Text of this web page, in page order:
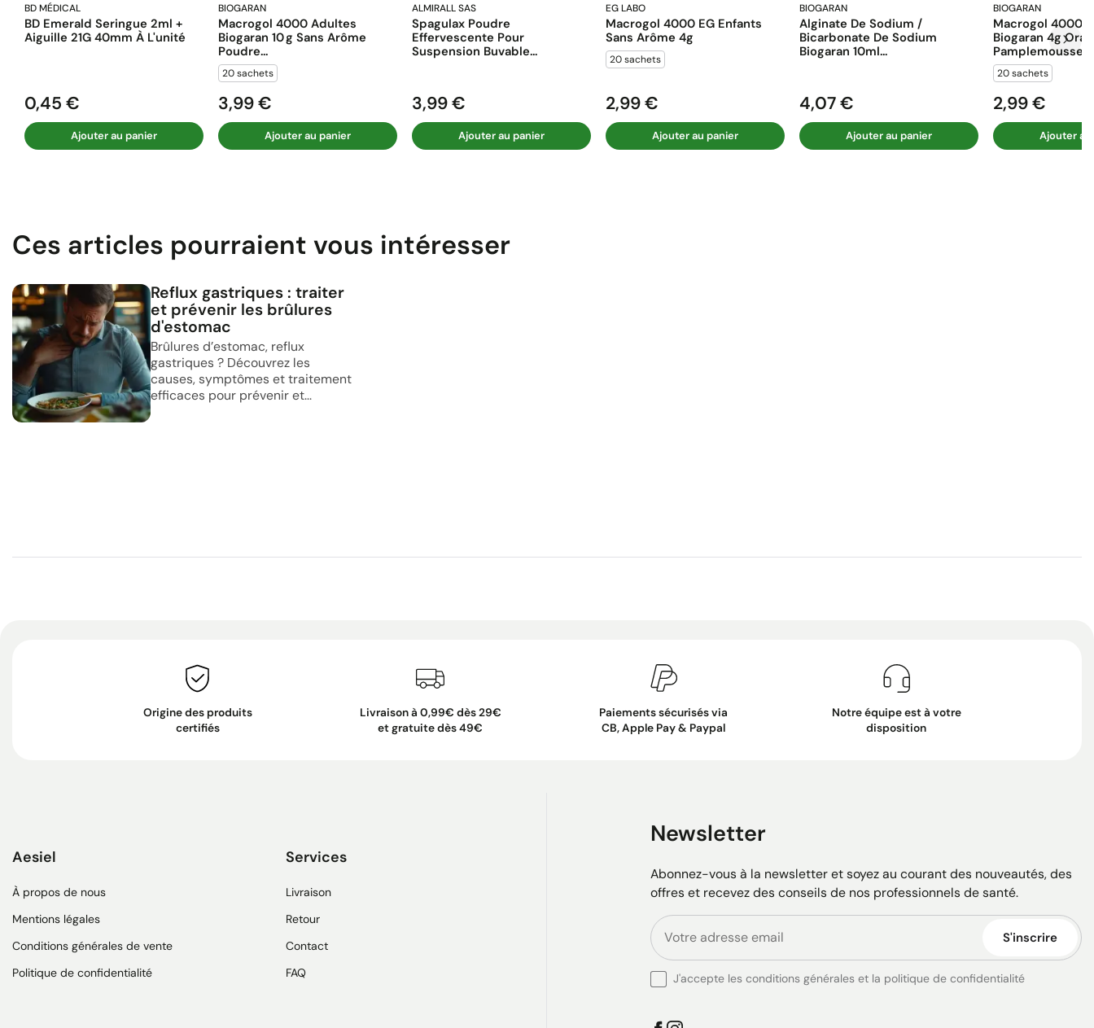
BD MÉDICAL
BD Emerald Seringue 2ml +
Aiguille 21G 40mm À L'unité
Prix
0,45 €
Ajouter au panier
BIOGARAN
Macrogol 4000 Adultes
Biogaran 10 G Sans Arôme
Poudre...
20 sachets
Prix
3,99 €
Ajouter au panier
ALMIRALL SAS
Spagulax Poudre
Effervescente Pour
Suspension Buvable...
Prix
3,99 €
Ajouter au panier
EG LABO
Macrogol 4000 EG Enfants
Sans Arôme 4g
20 sachets
Prix
2,99 €
Ajouter au panier
BIOGARAN
Alginate De Sodium /
Bicarbonate De Sodium
Biogaran 10ml...
Prix
4,07 €
Ajouter au panier
BIOGARAN
Macrogol 4000
Biogaran 4g
Pamplemousse...
20 sachets
Prix
2,99 €
Ajouter au
Ces articles pourraient vous intéresser
Reflux gastriques : traiter
et prévenir les brûlures
d'estomac
Brûlures d’estomac, reflux
gastriques ? Découvrez les
causes, symptômes et traitement
efficaces pour prévenir et...
Origine des produits
certifiés
Livraison à 0,99€ dès 29€
et gratuite dès 49€
Paiements sécurisés via
CB, Apple Pay & Paypal
Notre équipe est à votre
disposition
Aesiel
À propos de nous
Mentions légales
Conditions générales de vente
Politique de confidentialité
Services
Livraison
Retour
Contact
FAQ
Newsletter
Abonnez-vous à la newsletter et soyez au courant des nouveautés, des
offres et recevez des conseils de nos professionnels de santé.
S'inscrire
J'accepte les conditions générales et la politique de confidentialité